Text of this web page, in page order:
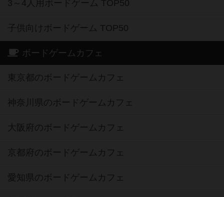
3～4人用ボードゲーム TOP50
子供向けボードゲーム TOP50
ボードゲームカフェ
東京都のボードゲームカフェ
神奈川県のボードゲームカフェ
大阪府のボードゲームカフェ
京都府のボードゲームカフェ
愛知県のボードゲームカフェ